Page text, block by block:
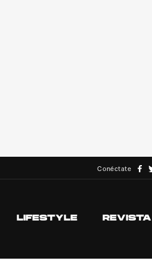
Conéctate
LIFESTYLE REVISTA